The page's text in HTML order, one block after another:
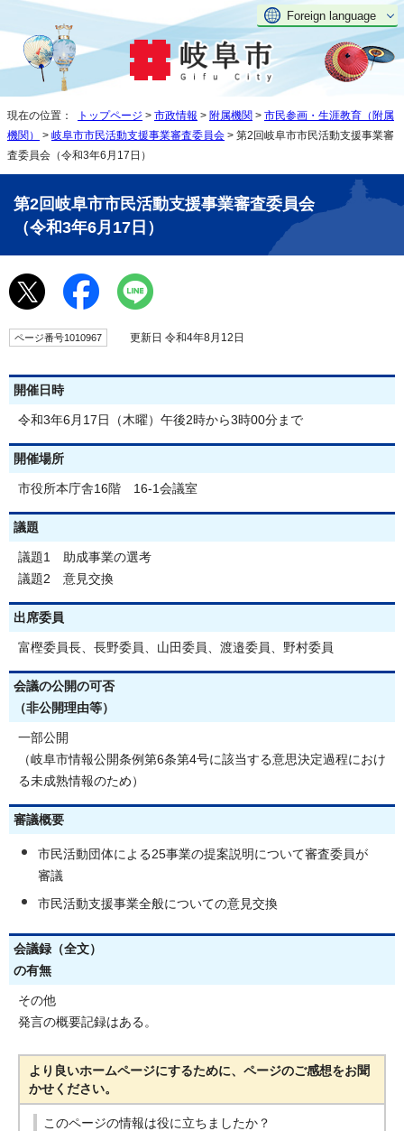
Foreign language
現在の位置： トップページ > 市政情報 > 附属機関 > 市民参画・生涯教育（附属
機関）
> 岐阜市市民活動支援事業審査委員会 > 第2回岐阜市市民活動支援事業審
査委員会（令和3年6月17日）
第2回岐阜市市民活動支援事業審査委員会
（令和3年6月17日）
ページ番号1010967 更新日 令和4年8月12日
開催日時
令和3年6月17日（木曜）午後2時から3時00分まで
開催場所
市役所本庁舎16階 16-1会議室
議題
議題1 助成事業の選考
議題2 意見交換
出席委員
富樫委員長、長野委員、山田委員、渡邉委員、野村委員
会議の公開の可否
（非公開理由等）
一部公開
（岐阜市情報公開条例第6条第4号に該当する意思決定過程におけ
る未成熟情報のため）
審議概要
市民活動団体による25事業の提案説明について審査委員が
審議
市民活動支援事業全般についての意見交換
会議録（全文）
の有無
その他
発言の概要記録はある。
より良いホームページにするために、ページのご感想をお聞
かせください。
このページの情報は役に立ちましたか？